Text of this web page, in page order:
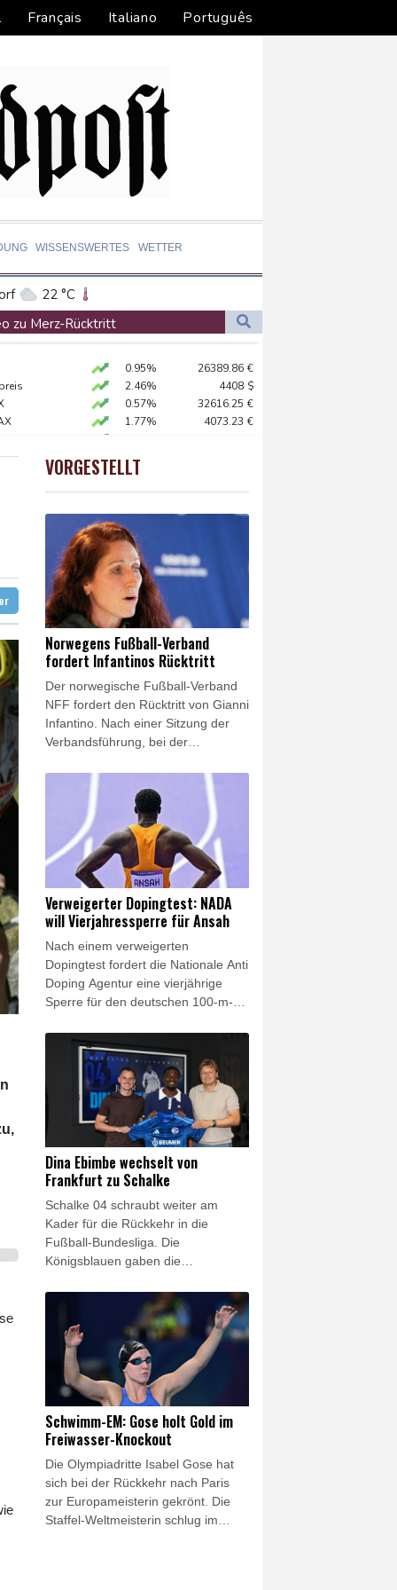
Français Italiano Português
WISSENSWERTES WETTER
22 °C
Dortmund
21 °C
zu Merz-Rücktritt
wegen Sabotage
Einmischung an
vorschlagen
für Lina E.
eingetroffen
0.95% 26389.86 €
2.46% 4408 $
0.57% 32616.25 €
1.77% 4073.23 €
0.83%
0.45%
VORGESTELLT
Norwegens Fußball-Verband
fordert Infantinos Rücktritt
Der norwegische Fußball-Verband
NFF fordert den Rücktritt von Gianni
Infantino. Nach einer Sitzung der
Verbandsführung, bei der
umstrittenen FIFA-Chefs erörtert
wurde, sagte die NFF-Vorsitzende
Lise Klaveness auf einer
Pressekonferenz: "Wir werden den
FIFA-Präsidenten jetzt zum Rücktritt
auffordern."
Verweigerter Dopingtest: NADA
will Vierjahressperre für Ansah
Nach einem verweigerten
Dopingtest fordert die Nationale Anti
Doping Agentur eine vierjährige
Sperre für den deutschen 100-m-
Sanktionsvorschlag teilte die NADA
am Freitag mit. Wird er akzeptiert,
reduziert sich die Dauer
automatisch auf drei Jahre.
Dina Ebimbe wechselt von
Frankfurt zu Schalke
Schalke 04 schraubt weiter am
Kader für die Rückkehr in die
Fußball-Bundesliga. Die
Königsblauen gaben die
Ebimbe bekannt, der rechte
Außenbahnspieler war vom
Ligakonkurrenten Eintracht
Frankfurt aussortiert worden. Auf
Schalke unterschrieb der gebürtige
Franzose einen Vertrag bis 2028.
Der 25-Jährige war 2022 zur
Eintracht gewechselt, in der
vergangenen Saison allerdings
bereits an den französischen Klub
Stade Brest ausgeliehen worden.
Schwimm-EM: Gose holt Gold im
Freiwasser-Knockout
Die Olympiadritte Isabel Gose hat
sich bei der Rückkehr nach Paris
zur Europameisterin gekrönt. Die
Staffel-Weltmeisterin schlug im